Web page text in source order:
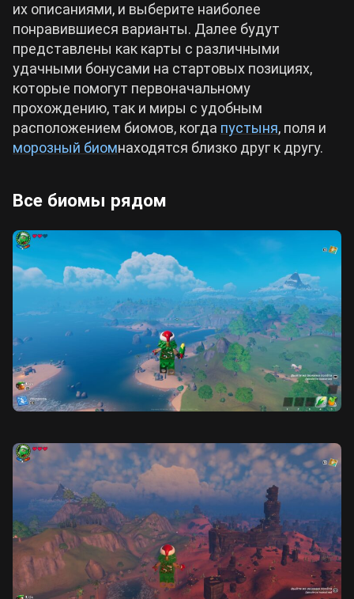
их описаниями, и выберите наиболее
понравившиеся варианты. Далее будут
представлены как карты с различными
удачными бонусами на стартовых позициях,
которые помогут первоначальному
прохождению, так и миры с удобным
расположением биомов, когда пустыня, поля и
морозный биомнаходятся близко друг к другу.
Все биомы рядом